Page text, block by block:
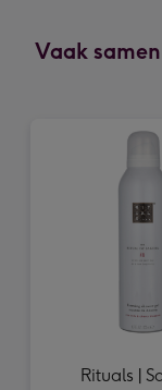
mm
Dimensions:
Vaak
Rituals |